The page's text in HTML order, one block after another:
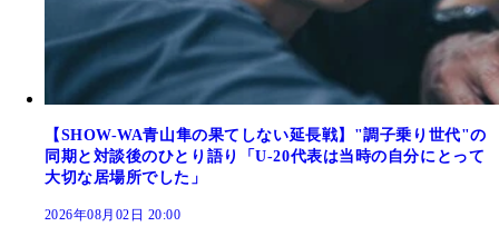
【SHOW-WA青山隼の果てしない延長戦】"調子乗り世代"の
同期と対談後のひとり語り「U-20代表は当時の自分にとって
大切な居場所でした」
2026年08月02日 20:00